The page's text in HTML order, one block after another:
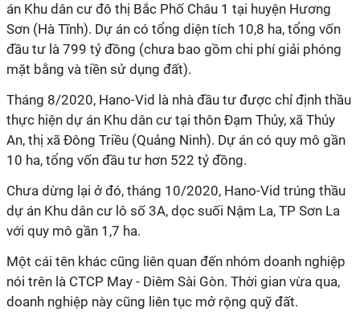
án Khu dân cư đô thị Bắc Phố Châu 1 tại huyện Hương
Sơn (Hà Tĩnh). Dự án có tổng diện tích 10,8 ha, tổng vốn
đầu tư là 799 tỷ đồng (chưa bao gồm chi phí giải phóng
mặt bằng và tiền sử dụng đất).
Tháng 8/2020, Hano-Vid là nhà đầu tư được chỉ định thầu
thực hiện dự án Khu dân cư tại thôn Đạm Thủy, xã Thủy
An, thị xã Đông Triều (Quảng Ninh). Dự án có quy mô gần
10 ha, tổng vốn đầu tư hơn 522 tỷ đồng.
Chưa dừng lại ở đó, tháng 10/2020, Hano-Vid trúng thầu
dự án Khu dân cư lô số 3A, dọc suối Nậm La, TP Sơn La
với quy mô gần 1,7 ha.
Một cái tên khác cũng liên quan đến nhóm doanh nghiệp
nói trên là CTCP May - Diêm Sài Gòn. Thời gian vừa qua,
doanh nghiệp này cũng liên tục mở rộng quỹ đất.